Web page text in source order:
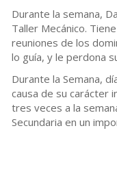
Durante la semana,
Taller Mecánico.
reuniones de los
lo guía, y le perdona
Durante la Semana,
causa de su carácter
tres veces a la
Secundaria en un